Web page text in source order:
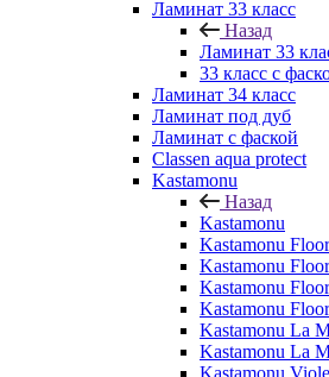
Ламинат 33 класс
Назад
Ламинат 33
33 класс с
Ламинат 34 класс
Ламинат под дуб
Ламинат с фаской
Classen aqua protect
Kastamonu
Назад
Kastamonu
Kastamonu
Kastamonu
Kastamonu
Kastamonu
Kastamonu La
Kastamonu La
Kastamonu